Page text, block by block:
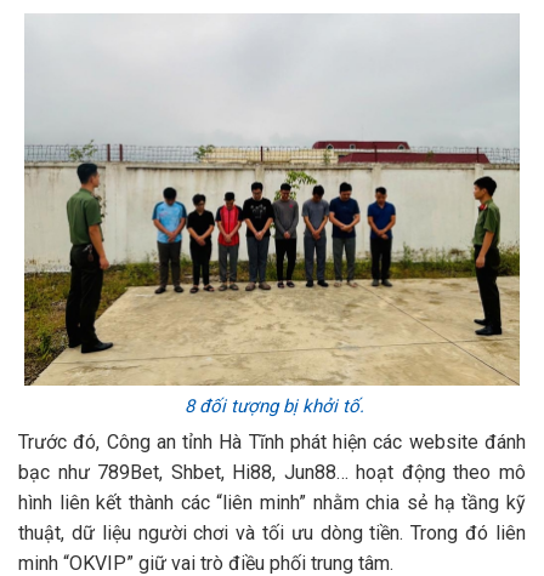
8 đối tượng bị khởi tố.
Trước đó, Công an tỉnh Hà Tĩnh phát hiện các website đánh
bạc như 789Bet, Shbet, Hi88, Jun88… hoạt động theo mô
hình liên kết thành các “liên minh” nhằm chia sẻ hạ tầng kỹ
thuật, dữ liệu người chơi và tối ưu dòng tiền. Trong đó liên
minh “OKVIP” giữ vai trò điều phối trung tâm.